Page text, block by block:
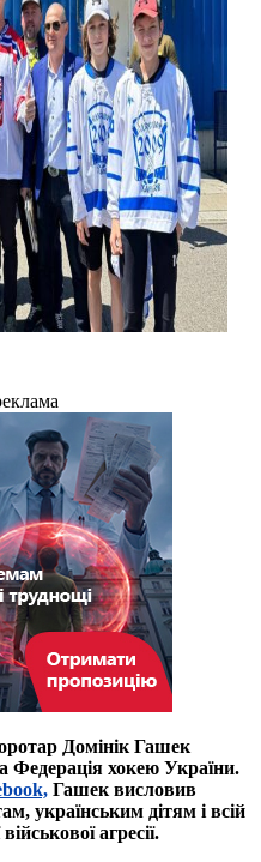
Домінік Гашек
Федерація хокею України.
Гашек висловив
українським дітям і всій
агресії.